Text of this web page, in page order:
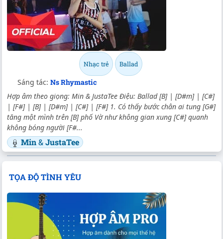
Nhạc trẻ Ballad
Sáng tác: Ns Rhymastic
Hợp âm theo giọng: Min & JustaTee Điệu: Ballad [B] | [D#m] | [C#]
| [F#] | [B] | [D#m] | [C#] | [F#] 1. Có thấy bước chân ai tung [G#]
tăng một mình trên [B] phố Vờ như không gian xung [C#] quanh
không bóng người [F#...
Min&JustaTee
TỌA ĐỘ TÌNH YÊU